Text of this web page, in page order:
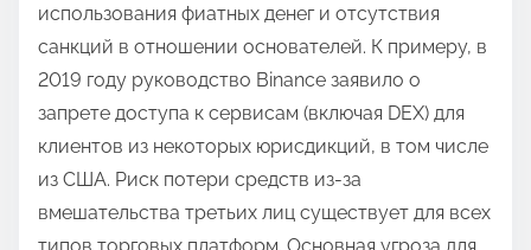
использования фиатных денег и отсутствия
санкций в отношении основателей. К примеру, в
2019 году руководство Binance заявило о
запрете доступа к сервисам (включая DEX) для
клиентов из некоторых юрисдикций, в том числе
из США. Риск потери средств из-за
вмешательства третьих лиц существует для всех